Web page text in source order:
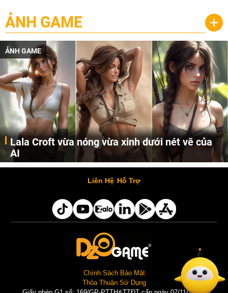
ẢNH GAME +
ẢNH GAME
Lala Croft vừa nóng vừa xinh dưới nét vẽ của
AI
Cùng đến với những hình ảnh Lala Croft của Tomb Raider dưới nét vẽ của AI. Một cô nàng xinh đẹp, nóng bỏng nhưng cũng rắn rỏi và mạnh mẽ.
Liên Hệ Hỗ Trợ
Chính Sách Bảo Mật
Thỏa Thuận Sử Dụng